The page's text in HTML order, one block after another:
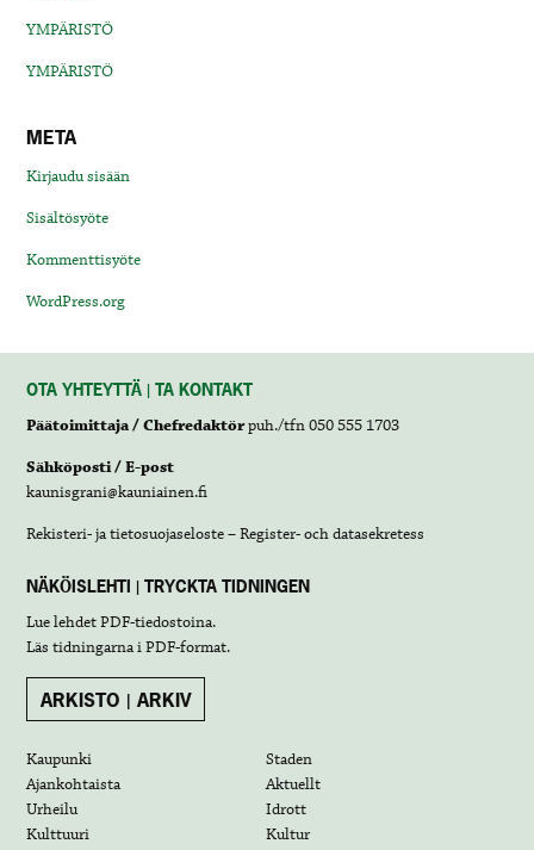
YMPÄRISTÖ
YMPÄRISTÖ
META
Kirjaudu sisään
Sisältösyöte
Kommenttisyöte
WordPress.org
OTA YHTEYTTÄ | TA KONTAKT
Päätoimittaja / Chefredaktörpuh./tfn 050 555 1703
Sähköposti / E-post
kaunisgrani@kauniainen.fi
Rekisteri- ja tietosuojaseloste – Register- och datasekretess
NÄKÖISLEHTI | TRYCKTA TIDNINGEN
Lue lehdetPDF-tiedostoina.
Läs tidningarna iPDF-format.
ARKISTO | ARKIV
Kaupunki
Staden
Ajankohtaista
Aktuellt
Urheilu
Idrott
Kulttuuri
Kultur